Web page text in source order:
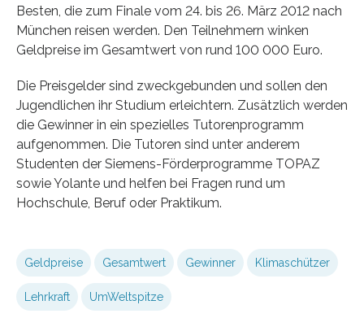
Besten, die zum Finale vom 24. bis 26. März 2012 nach
München reisen werden. Den Teilnehmern winken
Geldpreise im Gesamtwert von rund 100 000 Euro.
Die Preisgelder sind zweckgebunden und sollen den
Jugendlichen ihr Studium erleichtern. Zusätzlich werden
die Gewinner in ein spezielles Tutorenprogramm
aufgenommen. Die Tutoren sind unter anderem
Studenten der Siemens-Förderprogramme TOPAZ
sowie Yolante und helfen bei Fragen rund um
Hochschule, Beruf oder Praktikum.
Geldpreise Gesamtwert Gewinner Klimaschützer
Lehrkraft UmWeltspitze